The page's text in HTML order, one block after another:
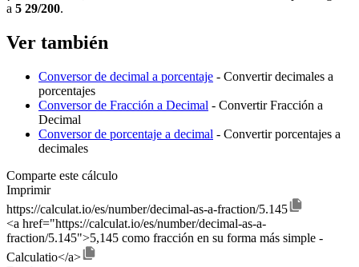
a 5 29/200.
Ver también
Conversor de decimal a porcentaje - Convertir decimales a
porcentajes
Conversor de Fracción a Decimal - Convertir Fracción a
Decimal
Conversor de porcentaje a decimal - Convertir porcentajes a
decimales
Comparte este cálculo
Imprimir
https://calculat.io/es/number/decimal-as-a-fraction/5.145
<a href="https://calculat.io/es/number/decimal-as-a-
fraction/5.145">5,145 como fracción en su forma más simple -
Calculatio</a>